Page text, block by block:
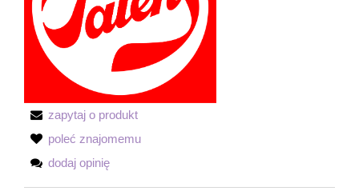
zapytaj o produkt
poleć znajomemu
dodaj opinię